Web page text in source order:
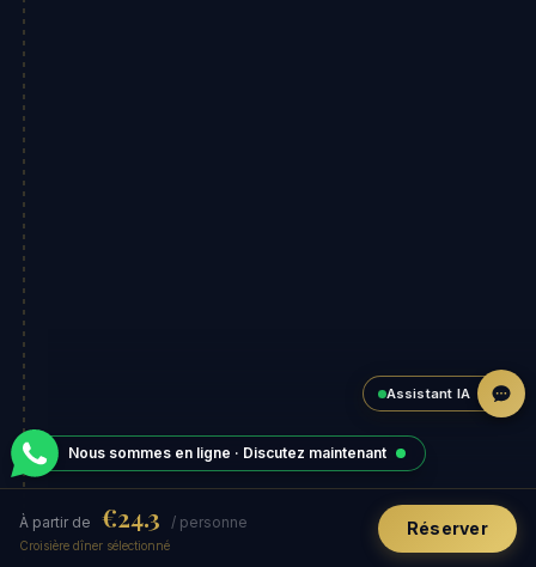
À partir de €24.3 / personne
Croisière dîner sélectionné
Réserver
Nous sommes en ligne · Discutez maintenant
Assistant IA